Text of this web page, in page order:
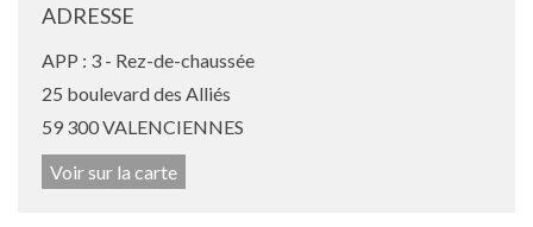
ADRESSE
APP : 3 - Rez-de-chaussée
25 boulevard des Alliés
59 300 VALENCIENNES
Voir sur la carte